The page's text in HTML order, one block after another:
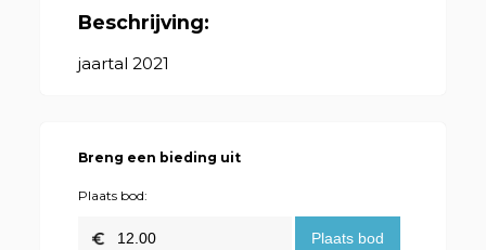
Beschrijving:
jaartal 2021
Breng een bieding uit
Plaats bod: